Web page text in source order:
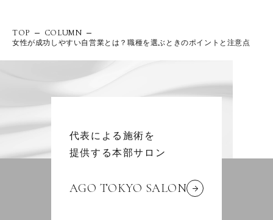
TOP
COLUMN
女性が成功しやすい自営業とは？職種を選ぶときのポイントと注意点
代表による施術を
提供する本部サロン
AGO TOKYO SALON